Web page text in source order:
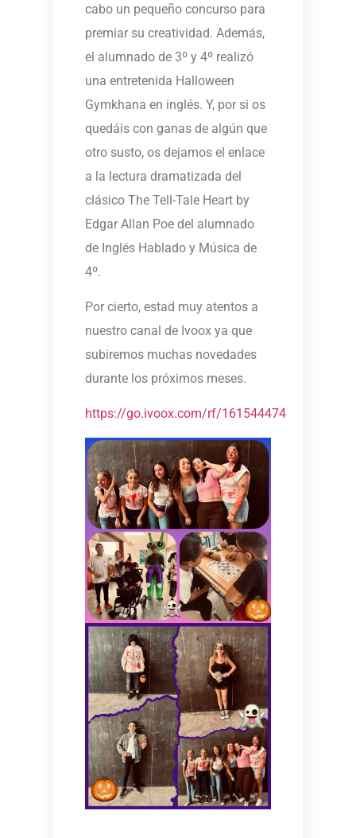
cabo un pequeño concurso para
premiar su creatividad. Además,
el alumnado de 3º y 4º realizó
una entretenida Halloween
Gymkhana en inglés. Y, por si os
quedáis con ganas de algún que
otro susto, os dejamos el enlace
a la lectura dramatizada del
clásico The Tell-Tale Heart by
Edgar Allan Poe del alumnado
de Inglés Hablado y Música de
4º.
Por cierto, estad muy atentos a
nuestro canal de Ivoox ya que
subiremos muchas novedades
durante los próximos meses.
https://go.ivoox.com/rf/161544474